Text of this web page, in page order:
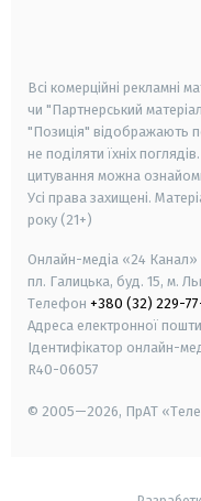
Всі комерційні рекламні
чи "Партнерський
"Позиція" відображають
не поділяти їхніх
цитування можна
Усі права захищені.
року (21+)
Онлайн-медіа «24 Канал»
пл. Галицька, буд. 15, м.
Телефон +380 (32) 229-
Адреса електронної
Ідентифікатор онлайн-
R40-06057
© 2005—2026, ПрАТ